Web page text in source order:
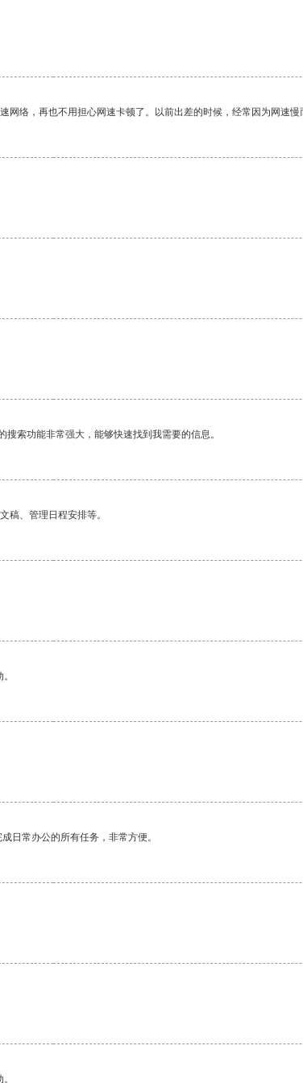
络，再也不用担心网速卡顿了。以前出差的时候，经常因为网速
索功能非常强大，能够快速找到我需要的信息。
稿、管理日程安排等。
日常办公的所有任务，非常方便。